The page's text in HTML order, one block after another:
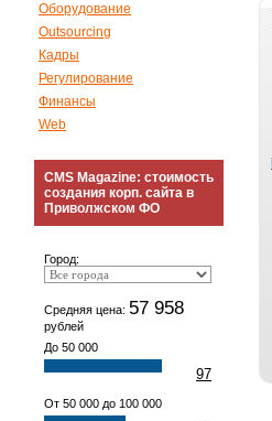
Оборудование
Outsourcing
Кадры
Регулирование
Финансы
Web
CMS Magazine: стоимость
создания корп. сайта в
Приволжском ФО
Город:
Средняя цена: 57 958
рублей
До 50 000
97
От 50 000 до 100 000